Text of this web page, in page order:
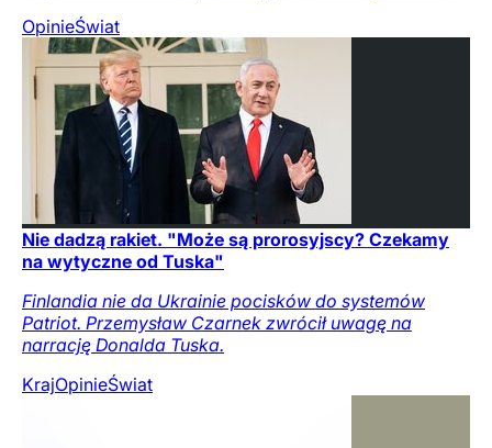
OpinieŚwiat
Nie dadzą rakiet. "Może są prorosyjscy? Czekamy
na wytyczne od Tuska"
Finlandia nie da Ukrainie pocisków do systemów
Patriot. Przemysław Czarnek zwrócił uwagę na
narrację Donalda Tuska.
KrajOpinieŚwiat